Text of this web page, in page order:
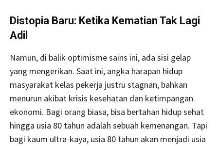
Distopia Baru: Ketika Kematian Tak Lagi
Adil
Namun, di balik optimisme sains ini, ada sisi gelap
yang mengerikan. Saat ini, angka harapan hidup
masyarakat kelas pekerja justru stagnan, bahkan
menurun akibat krisis kesehatan dan ketimpangan
ekonomi. Bagi orang biasa, bisa bertahan hidup sehat
hingga usia 80 tahun adalah sebuah kemenangan. Tapi
bagi kaum ultra-kaya, usia 80 tahun akan menjadi usia